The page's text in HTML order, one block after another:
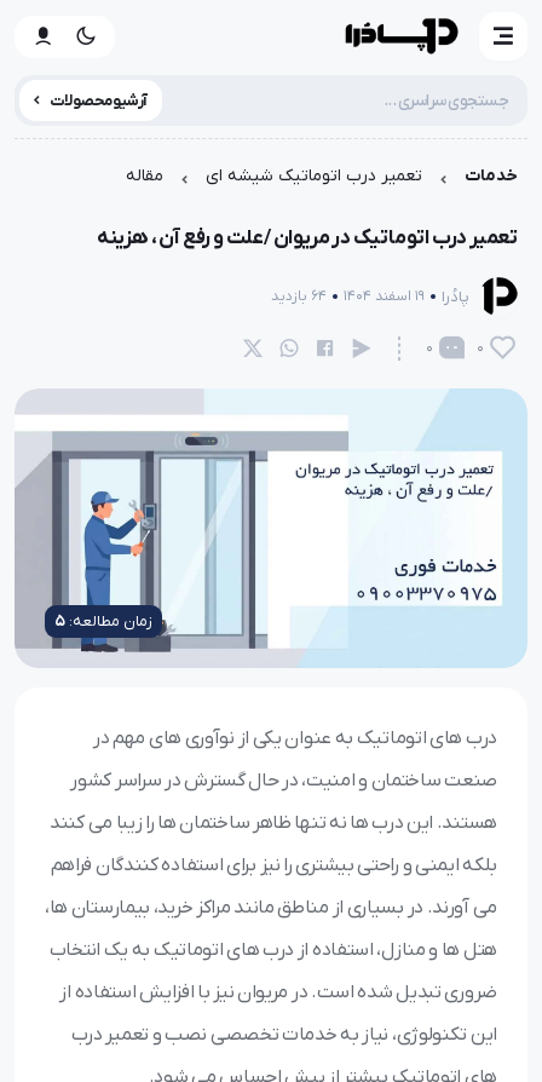
آرشیو محصولات
خدمات تعمیر درب اتوماتیک شیشه ای مقاله
تعمیر درب اتوماتیک در مریوان /علت و رفع آن ، هزینه
پادُرا 19 اسفند 1404 64 بازدید
0
0
زمان مطالعه: 5
درب های اتوماتیک به عنوان یکی از نوآوری های مهم در
صنعت ساختمان و امنیت، در حال گسترش در سراسر کشور
هستند. این درب ها نه تنها ظاهر ساختمان ها را زیبا می کنند
بلکه ایمنی و راحتی بیشتری را نیز برای استفاده کنندگان فراهم
می آورند. در بسیاری از مناطق مانند مراکز خرید، بیمارستان ها،
هتل ها و منازل، استفاده از درب های اتوماتیک به یک انتخاب
ضروری تبدیل شده است. در مریوان نیز با افزایش استفاده از
این تکنولوژی، نیاز به خدمات تخصصی نصب و تعمیر درب